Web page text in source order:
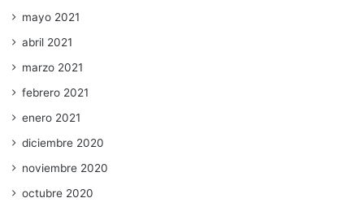
mayo 2021
abril 2021
marzo 2021
febrero 2021
enero 2021
diciembre 2020
noviembre 2020
octubre 2020